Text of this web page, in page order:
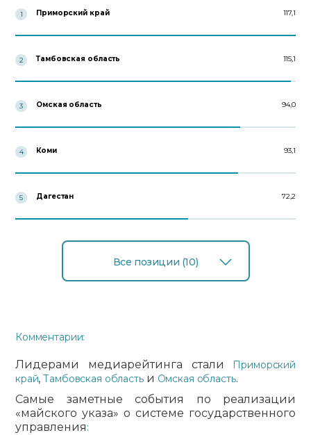
1 Приморский край 117,1
2 Тамбовская область 115,1
3 Омская область 94,0
4 Коми 93,1
5 Дагестан 72,2
Все позиции (10)
Комментарии:
Лидерами медиарейтинга стали
Приморский
край, Тамбовская область и Омская область.
Самые заметные события по реализации
«майского указа» о системе государственного
управления: